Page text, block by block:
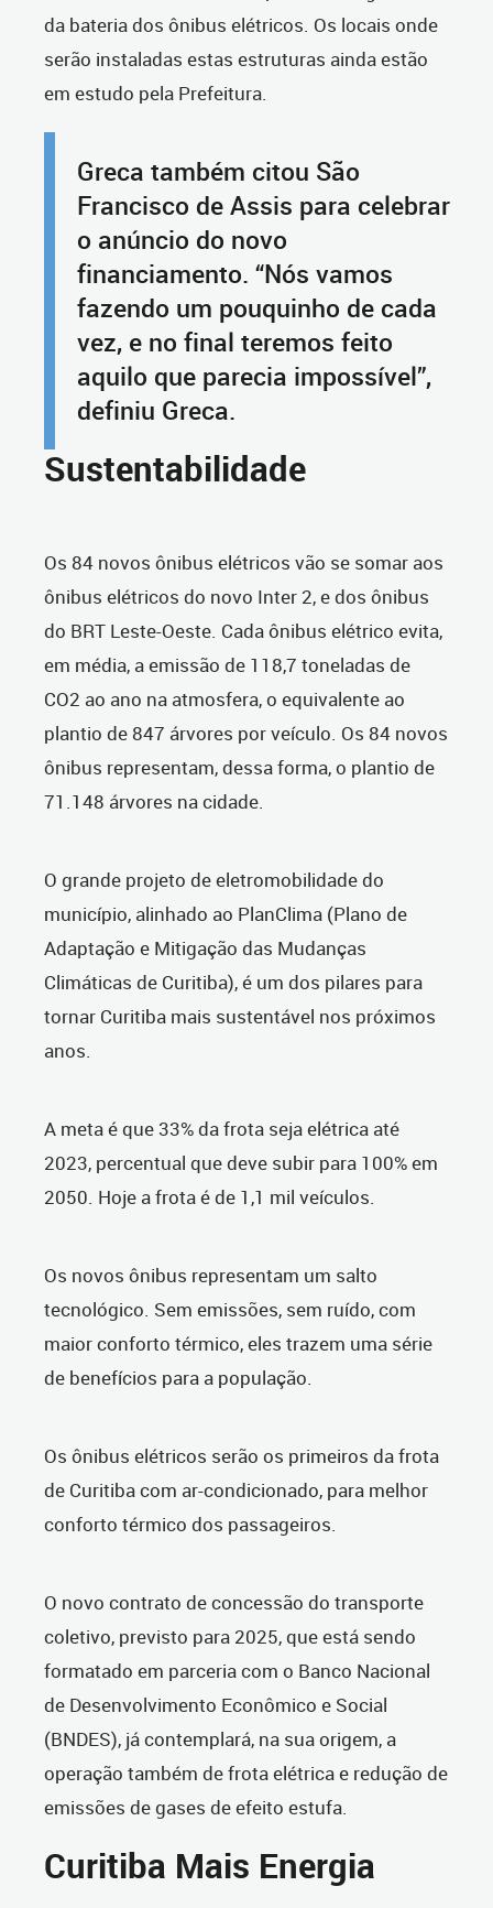
da bateria dos ônibus elétricos. Os locais onde
serão instaladas estas estruturas ainda estão
em estudo pela Prefeitura.
Greca também citou São
Francisco de Assis para celebrar
o anúncio do novo
financiamento. “Nós vamos
fazendo um pouquinho de cada
vez, e no final teremos feito
aquilo que parecia impossível”,
definiu Greca.
Sustentabilidade
Os 84 novos ônibus elétricos vão se somar aos
ônibus elétricos do novo Inter 2, e dos ônibus
do BRT Leste-Oeste. Cada ônibus elétrico evita,
em média, a emissão de 118,7 toneladas de
CO2 ao ano na atmosfera, o equivalente ao
plantio de 847 árvores por veículo. Os 84 novos
ônibus representam, dessa forma, o plantio de
71.148 árvores na cidade.
O grande projeto de eletromobilidade do
município, alinhado ao PlanClima (Plano de
Adaptação e Mitigação das Mudanças
Climáticas de Curitiba), é um dos pilares para
tornar Curitiba mais sustentável nos próximos
anos.
A meta é que 33% da frota seja elétrica até
2023, percentual que deve subir para 100% em
2050. Hoje a frota é de 1,1 mil veículos.
Os novos ônibus representam um salto
tecnológico. Sem emissões, sem ruído, com
maior conforto térmico, eles trazem uma série
de benefícios para a população.
Os ônibus elétricos serão os primeiros da frota
de Curitiba com ar-condicionado, para melhor
conforto térmico dos passageiros.
O novo contrato de concessão do transporte
coletivo, previsto para 2025, que está sendo
formatado em parceria com o Banco Nacional
de Desenvolvimento Econômico e Social
(BNDES), já contemplará, na sua origem, a
operação também de frota elétrica e redução de
emissões de gases de efeito estufa.
Curitiba Mais Energia